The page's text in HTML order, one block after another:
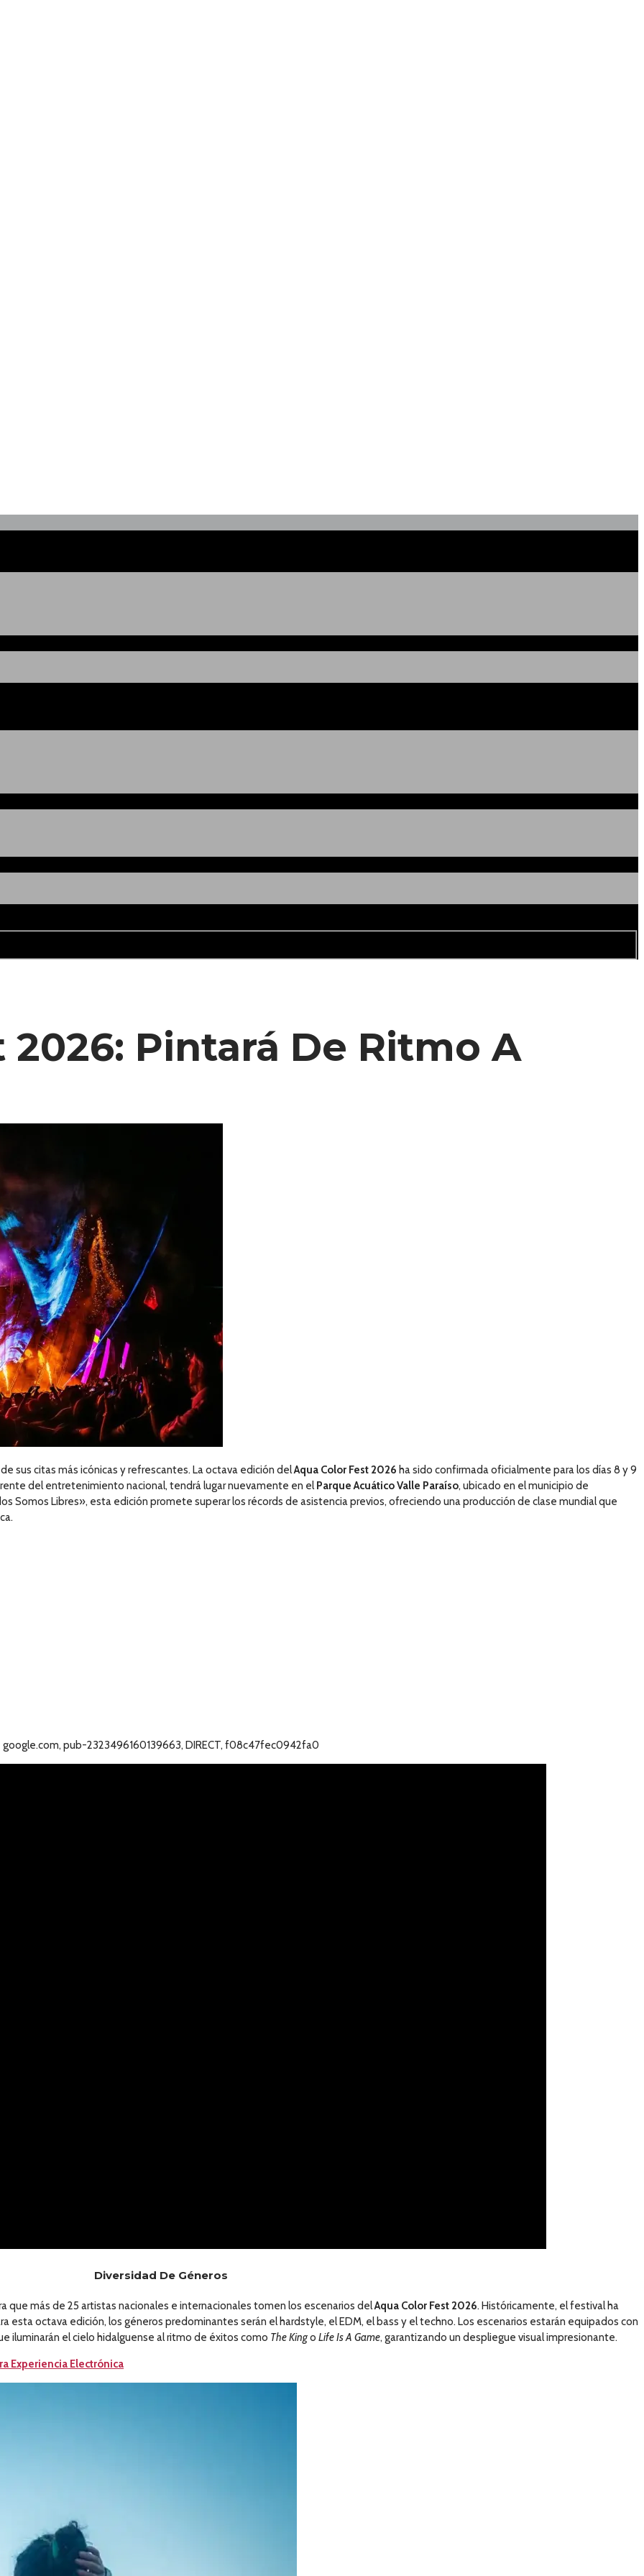
2026: Pintará De Ritmo A
sus citas más icónicas y refrescantes. La octava edición delAqua Color Fest 2026 ha sido confirmada oficialmente para los días 8 y 9
del entretenimiento nacional, tendrá lugar nuevamente en el Parque Acuático Valle Paraíso, ubicado en el municipio de
Somos Libres», esta edición promete superar los récords de asistencia previos, ofreciendo una producción de clase mundial que
google.com, pub-2323496160139663, DIRECT, f08c47fec0942fa0
Diversidad De Géneros
más de 25 artistas nacionales e internacionales tomen los escenarios delAqua Color Fest 2026. Históricamente, el festival ha
esta octava edición, los géneros predominantes serán el hardstyle, el EDM, el bass y el techno. Los escenarios estarán equipados con
iluminarán el cielo hidalguense al ritmo de éxitos como The Kingo Life Is A Game, garantizando un despliegue visual impresionante.
Experiencia Electrónica